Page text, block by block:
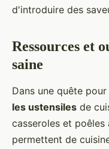
d'introduire des
Ressources et
saine
Dans une quête
les ustensiles de
casseroles et poêles
permettent de